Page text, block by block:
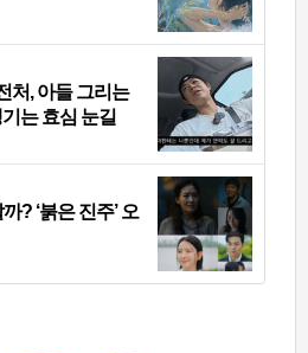
처, 아들 그리는
는 효심 눈길
? ‘붉은 진주’ 오